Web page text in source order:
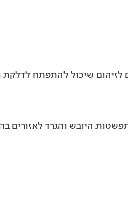
לזיהום שיכול להתפתח לדלקת
היובש והגרד לאזורים